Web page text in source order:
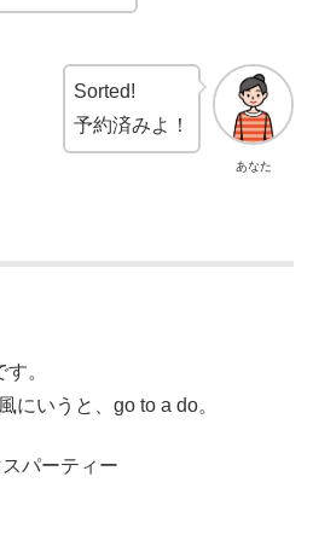
あなた
Sorted!
予約済みよ！
。
にいうと、go to a do。
パーティー